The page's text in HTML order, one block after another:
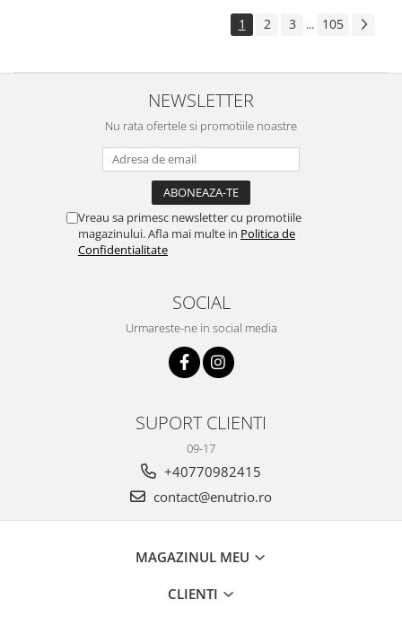
1 2 3 ... 105
NEWSLETTER
Nu rata ofertele si promotiile noastre
Vreau sa primesc newsletter cu promotiile
magazinului. Afla mai multe in Politica de
Confidentialitate
SOCIAL
Urmareste-ne in social media
SUPORT CLIENTI
09-17
+40770982415
contact@enutrio.ro
MAGAZINUL MEU
CLIENTI